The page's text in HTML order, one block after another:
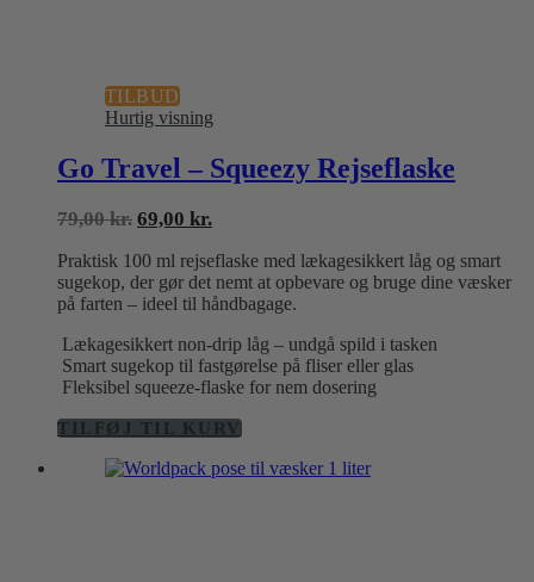
TILBUD
Hurtig visning
Go Travel – Squeezy Rejseflaske
79,00kr. Den
pris
var:
79,00 kr..
69,00 kr.Den
pris
er:
69,00 kr..
Praktisk 100 ml rejseflaske med lækagesikkert låg og smart
sugekop, der gør det nemt at opbevare og bruge dine væsker
på farten – ideel til håndbagage.
Lækagesikkert non-drip låg – undgå spild i tasken
Smart sugekop til fastgørelse på fliser eller glas
Fleksibel squeeze-flaske for nem dosering
TILFØJ TIL KURV